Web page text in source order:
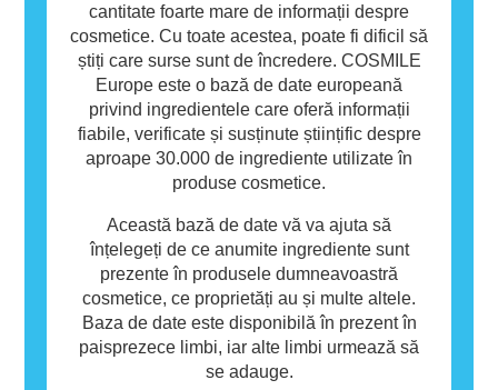
cantitate foarte mare de informații despre
cosmetice. Cu toate acestea, poate fi dificil să
știți care surse sunt de încredere. COSMILE
Europe este o bază de date europeană
privind ingredientele care oferă informații
fiabile, verificate și susținute științific despre
aproape 30.000 de ingrediente utilizate în
produse cosmetice.
Această bază de date vă va ajuta să
înțelegeți de ce anumite ingrediente sunt
prezente în produsele dumneavoastră
cosmetice, ce proprietăți au și multe altele.
Baza de date este disponibilă în prezent în
paisprezece limbi, iar alte limbi urmează să
se adauge.